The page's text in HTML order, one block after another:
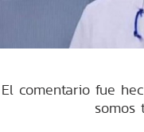
El comentario fue
somos